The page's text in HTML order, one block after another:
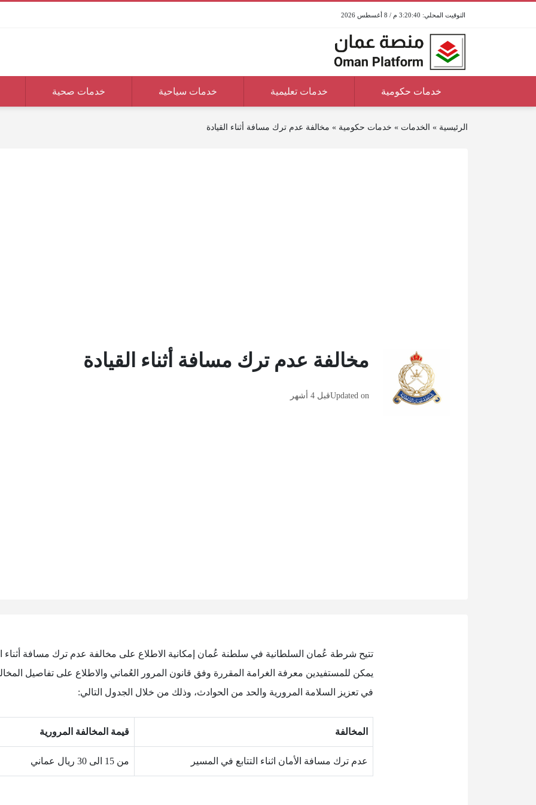
3:20:40 م / 8 أغسطس 2026
خدمات حكومية خدمات تعليمية خدمات سياحية خدمات صحية
الرئيسية » الخدمات » خدمات حكومية » مخالفة عدم ترك مسافة أثناء القيادة
مخالفة عدم ترك مسافة أثناء القيادة
Updated onقبل 4 أشهر
تتيح شرطة عُمان السلطانية في سلطنة عُمان إمكانية الاطلاع على مخالفة عدم ترك مسافة أثناء
يمكن للمستفيدين معرفة الغرامة المقررة وفق قانون المرور العُماني والاطلاع على تفاصيل
في تعزيز السلامة المرورية والحد من الحوادث، وذلك من خلال الجدول التالي:
المخالفة قيمة المخالفة المرورية
عدم ترك مسافة الأمان اثناء التتابع في المسير من 15 الى 30 ريال عماني